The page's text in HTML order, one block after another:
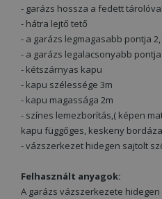
- garázs hossza a fedett
- hátra lejtő tető
- a garázs legmagasabb pontja
- a garázs legalacsonyabb pontja
- kétszárnyas kapu
- kapu szélessége 3m
- kapu magassága 2m
- színes lemezborítás,( képen
kapu függőges, keskeny
- vázszerkezet hidegen sajtolt
Felhasznált anyagok:
A garázs vázszerkezete